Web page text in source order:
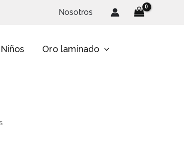
Nosotros
Niños
Oro laminado